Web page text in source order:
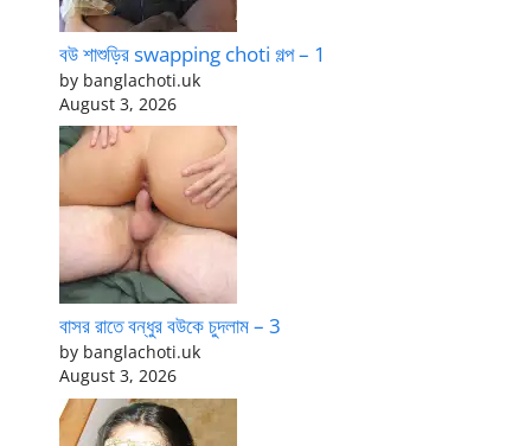
বউ শাশুড়ির swapping choti গল্প – 1
by banglachoti.uk
August 3, 2026
বাসর রাতে বন্ধুর বউকে চুদলাম – 3
by banglachoti.uk
August 3, 2026